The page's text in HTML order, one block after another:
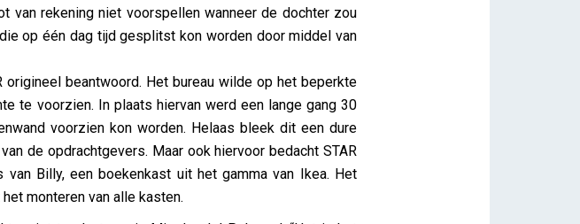
van rekening niet voorspellen wanneer de dochter zou
op één dag tijd gesplitst kon worden door middel van
beantwoord. Het bureau wilde op het beperkte
te voorzien. In plaats hiervan werd een lange gang 30
voorzien kon worden. Helaas bleek dit een dure
de opdrachtgevers. Maar ook hiervoor bedacht STAR
Billy, een boekenkast uit het gamma van Ikea. Het
monteren van alle kasten.